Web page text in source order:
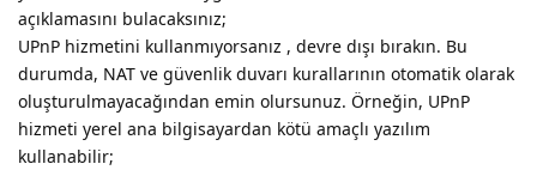
açıklamasını bulacaksınız;
UPnP hizmetini kullanmıyorsanız , devre dışı bırakın. Bu
durumda, NAT ve güvenlik duvarı kurallarının otomatik olarak
oluşturulmayacağından emin olursunuz. Örneğin, UPnP
hizmeti yerel ana bilgisayardan kötü amaçlı yazılım
kullanabilir;